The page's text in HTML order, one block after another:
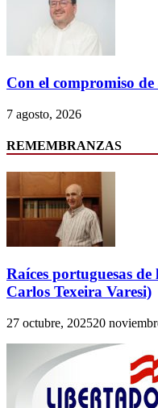
Con el compromiso
7 agosto, 2026
REMEMBRANZAS
Raíces portuguesas
Carlos Texeira Varesi)
27 octubre, 202520